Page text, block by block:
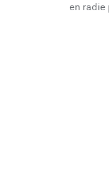
en radie